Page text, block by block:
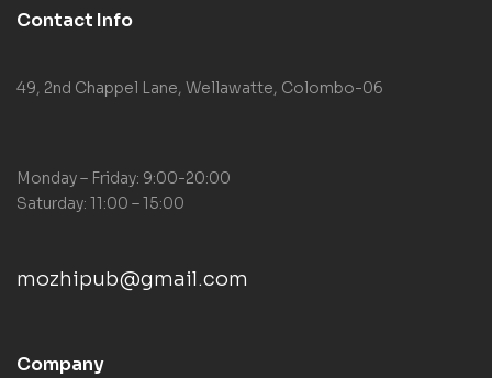
Contact Info
49, 2nd Chappel Lane, Wellawatte, Colombo-06
Monday – Friday: 9:00-20:00
Saturday: 11:00 – 15:00
mozhipub@gmail.com
Company